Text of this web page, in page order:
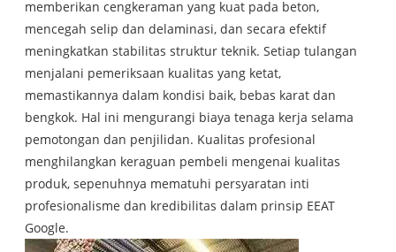
memberikan cengkeraman yang kuat pada beton,
mencegah selip dan delaminasi, dan secara efektif
meningkatkan stabilitas struktur teknik. Setiap tulangan
menjalani pemeriksaan kualitas yang ketat,
memastikannya dalam kondisi baik, bebas karat dan
bengkok. Hal ini mengurangi biaya tenaga kerja selama
pemotongan dan penjilidan. Kualitas profesional
menghilangkan keraguan pembeli mengenai kualitas
produk, sepenuhnya mematuhi persyaratan inti
profesionalisme dan kredibilitas dalam prinsip EEAT
Google.